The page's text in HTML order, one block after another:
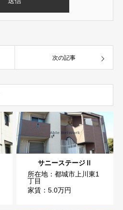
次の記事
サニーステージⅡ
所在地：都城市上川東1
丁目
家賃：5.0万円